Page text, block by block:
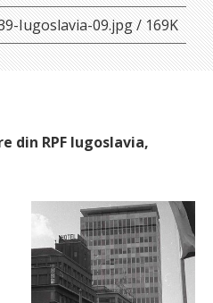
Iugoslavia-09.jpg / 169K
din RPF Iugoslavia,